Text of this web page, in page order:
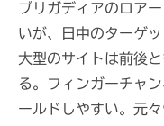
ブリガディアのロア
いが、日中のターゲ
大型のサイトは前後
る。フィンガーチャ
ールドしやすい。元